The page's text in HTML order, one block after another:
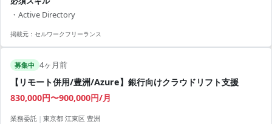
顧客やベンダーとの調整業務 - 移行後の保守・運用整備 【アピールポ
イント】 - 長期プロジェクトで安定した稼働が可能 - リモートワーク中
心で柔軟な働き方が実現 - 大手自動車メーカーでの経験を積むチャンス
・Active Directory
掲載元： セルワークフリーランス
募集中 4ヶ月前
【リモート併用/豊洲/Azure】銀行向けクラウドリフト支援
830,000円〜900,000円/月
業務委託 | 東京都 江東区 豊洲